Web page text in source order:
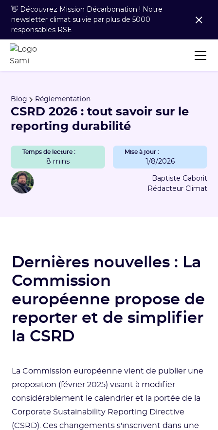
👋 Découvrez Mission Décarbonation ! Notre
newsletter climat suivie par plus de 5000
responsables RSE
Blog Réglementation
CSRD 2026 : tout savoir sur le
reporting durabilité
Temps de lecture :
8 mins
Mise à jour :
1/8/2026
Baptiste Gaborit
Rédacteur Climat
Dernières nouvelles : La
Commission
européenne propose de
reporter et de simplifier
la CSRD
La Commission européenne vient de publier une
proposition (février 2025) visant à modifier
considérablement le calendrier et la portée de la
Corporate Sustainability Reporting Directive
(CSRD). Ces changements s'inscrivent dans une